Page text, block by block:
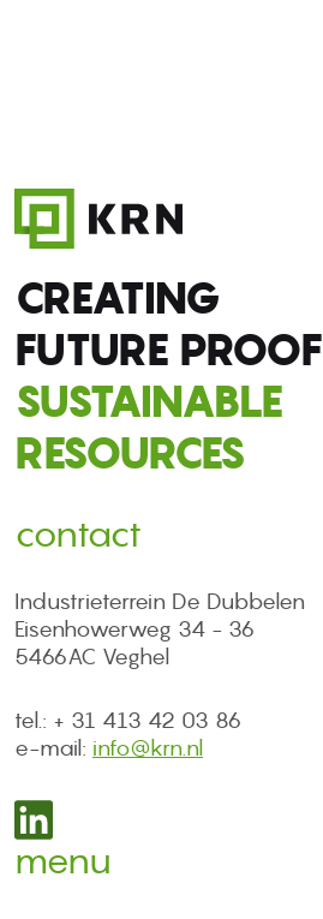
CREATING
FUTURE PROOF
SUSTAINABLE
RESOURCES
contact
Industrieterrein De Dubbelen
Eisenhowerweg 34 - 36
5466AC Veghel
tel.: + 31 413 42 03 86
e-mail: info@krn.nl
menu